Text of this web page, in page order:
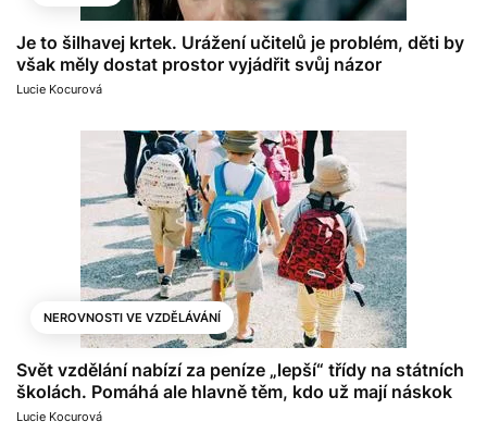
Je to šilhavej krtek. Urážení učitelů je problém, děti by
však měly dostat prostor vyjádřit svůj názor
Lucie Kocurová
NEROVNOSTI VE VZDĚLÁVÁNÍ
Svět vzdělání nabízí za peníze „lepší“ třídy na státních
školách. Pomáhá ale hlavně těm, kdo už mají náskok
Lucie Kocurová